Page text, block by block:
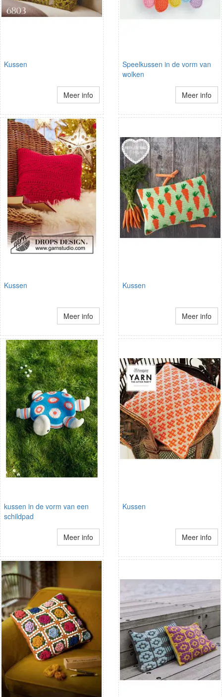
Kussen
Meer info
Speelkussen in de vorm van
wolken
Meer info
Kussen
Meer info
Kussen
Meer info
kussen in de vorm van een
schildpad
Meer info
Kussen
Meer info